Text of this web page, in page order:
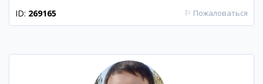
ID: 269165 ⚐ Пожаловаться